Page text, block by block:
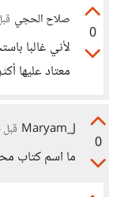
0
صلاح الحجي قبل 8
لأني غالبا
معتاد عليها
0
Maryam_J قبل 8 سنوات
ما اسم كتاب